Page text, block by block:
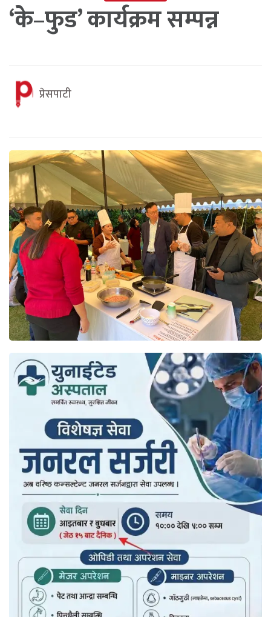
‘के–फुड’ कार्यक्रम सम्पन्न
प्रेसपाटी